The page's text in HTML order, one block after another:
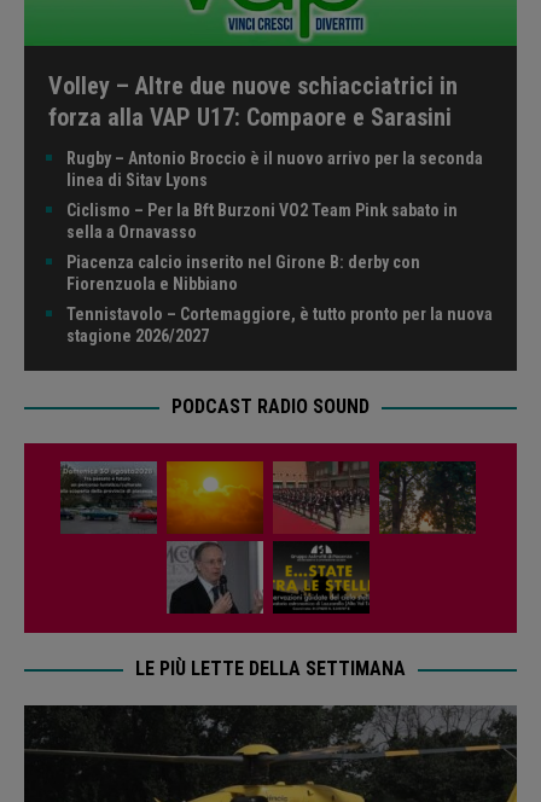
Volley – Altre due nuove schiacciatrici in
forza alla VAP U17: Compaore e Sarasini
Rugby – Antonio Broccio è il nuovo arrivo per la seconda
linea di Sitav Lyons
Ciclismo – Per la Bft Burzoni VO2 Team Pink sabato in
sella a Ornavasso
Piacenza calcio inserito nel Girone B: derby con
Fiorenzuola e Nibbiano
Tennistavolo – Cortemaggiore, è tutto pronto per la nuova
stagione 2026/2027
PODCAST RADIO SOUND
LE PIÙ LETTE DELLA SETTIMANA